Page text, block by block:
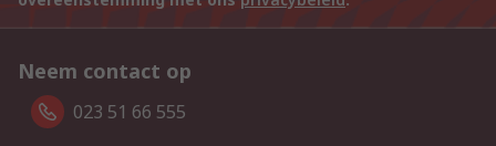
Neem contact op
023 51 66 555